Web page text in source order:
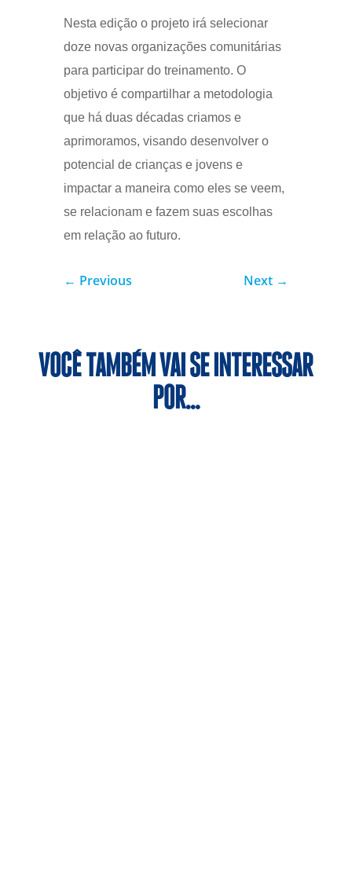
Nesta edição o projeto irá selecionar
doze novas organizações comunitárias
para participar do treinamento. O
objetivo é compartilhar a metodologia
que há duas décadas criamos e
aprimoramos, visando desenvolver o
potencial de crianças e jovens e
impactar a maneira como eles se veem,
se relacionam e fazem suas escolhas
em relação ao futuro.
← Previous Next →
VOCÊ TAMBÉM VAI SE INTERESSAR
POR…